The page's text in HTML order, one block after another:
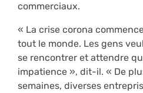
commerciaux.
« La crise corona
tout le monde. Les gens
se rencontrer et attendre
impatience », dit-il. « De
semaines, diverses